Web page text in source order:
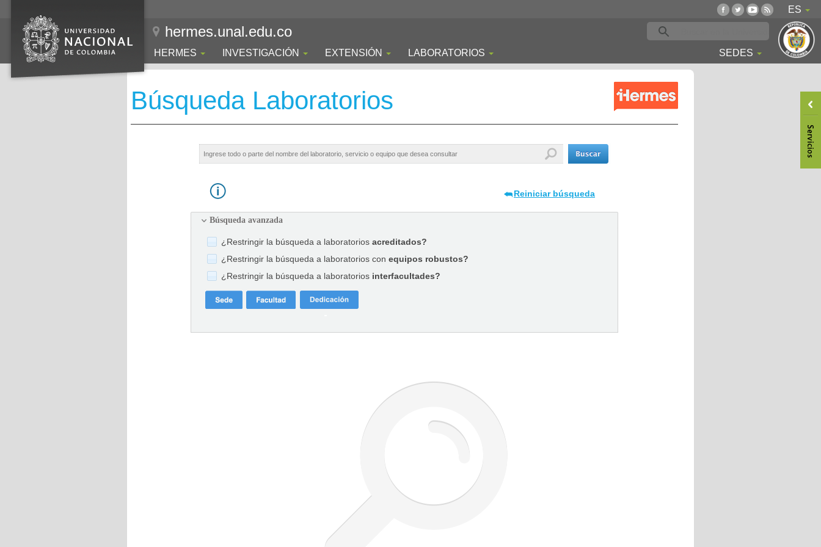
ES
hermes.unal.edu.co
HERMES INVESTIGACIÓN EXTENSIÓN LABORATORIOS SEDES
Búsqueda Laboratorios
Reiniciar búsqueda
Búsqueda avanzada
¿Restringir la búsqueda a laboratorios acreditados?
¿Restringir la búsqueda a laboratorios con equipos robustos?
¿Restringir la búsqueda a laboratorios interfacultades?